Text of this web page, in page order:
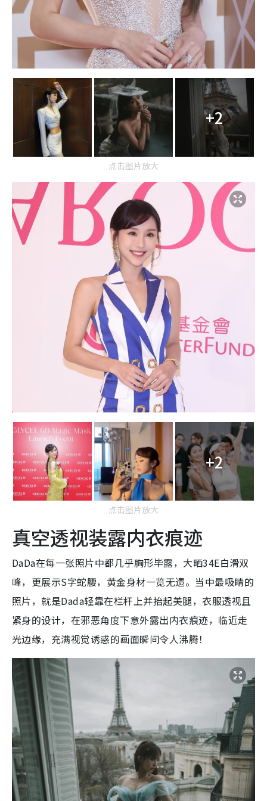
+2
点击图片放大
+2
点击图片放大
真空透视装露内衣痕迹
DaDa在每一张照片中都几乎胸形毕露，大晒34E白滑双
峰，更展示S字蛇腰，黄金身材一览无遗。当中最吸睛的
照片，就是Dada轻靠在栏杆上并抬起美腿，衣服透视且
紧身的设计，在邪恶角度下意外露出内衣痕迹，临近走
光边缘，充满视觉诱惑的画面瞬间令人沸腾！